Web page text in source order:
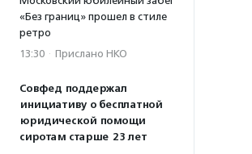
«Без границ» прошел в стиле
ретро
13:30 · Прислано НКО
Совфед поддержал
инициативу о бесплатной
юридической помощи
сиротам старше 23 лет